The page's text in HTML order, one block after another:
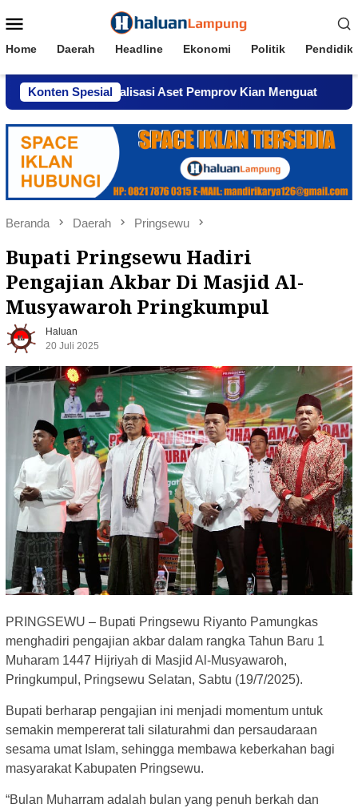
ke
Mobile
Home Daerah Headline Ekonomi Politik
Konten Spesial
Komersialisasi Aset Pemprov Kian Menguat AWPI
Beranda Daerah Pringsewu
Bupati Pringsewu Hadiri
Pengajian Akbar Di Masjid Al-
Musyawaroh Pringkumpul
Haluan
20 Juli 2025
PRINGSEWU – Bupati Pringsewu Riyanto Pamungkas
menghadiri pengajian akbar dalam rangka Tahun Baru 1
Muharam 1447 Hijriyah di Masjid Al-Musyawaroh,
Pringkumpul, Pringsewu Selatan, Sabtu (19/7/2025).
Bupati berharap pengajian ini menjadi momentum untuk
semakin mempererat tali silaturahmi dan persaudaraan
sesama umat Islam, sehingga membawa keberkahan bagi
masyarakat Kabupaten Pringsewu.
“Bulan Muharram adalah bulan yang penuh berkah dan